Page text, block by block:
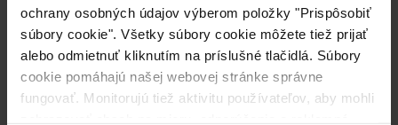
ochrany osobných údajov výberom položky "Prispôsobiť
súbory cookie". Všetky súbory cookie môžete tiež prijať
alebo odmietnuť kliknutím na príslušné tlačidlá. Súbory
cookie pomáhajú našej webovej stránke správne
fungovať. Monitorujú tiež aktivitu používateľov, aby mohli
Popis produktu
Detaily